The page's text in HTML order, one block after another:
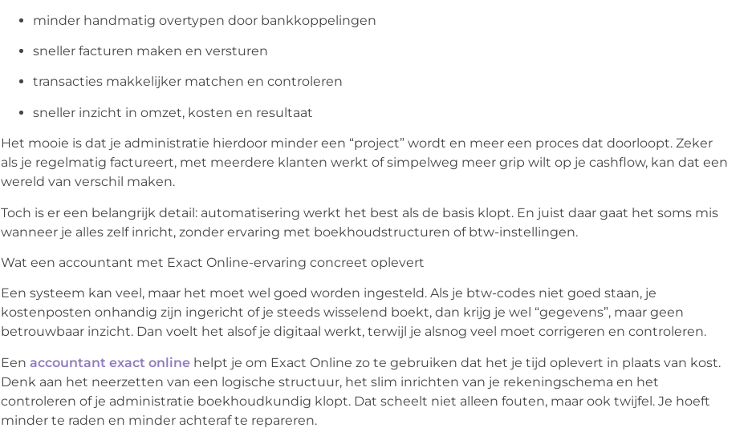
minder handmatig overtypen door bankkoppelingen
sneller facturen maken en versturen
transacties makkelijker matchen en controleren
sneller inzicht in omzet, kosten en resultaat
Het mooie is dat je administratie hierdoor minder een “project” wordt en meer een proces dat doorloopt. Zeker
als je regelmatig factureert, met meerdere klanten werkt of simpelweg meer grip wilt op je cashflow, kan dat een
wereld van verschil maken.
Toch is er een belangrijk detail: automatisering werkt het best als de basis klopt. En juist daar gaat het soms mis
wanneer je alles zelf inricht, zonder ervaring met boekhoudstructuren of btw-instellingen.
Wat een accountant met Exact Online-ervaring concreet oplevert
Een systeem kan veel, maar het moet wel goed worden ingesteld. Als je btw-codes niet goed staan, je
kostenposten onhandig zijn ingericht of je steeds wisselend boekt, dan krijg je wel “gegevens”, maar geen
betrouwbaar inzicht. Dan voelt het alsof je digitaal werkt, terwijl je alsnog veel moet corrigeren en controleren.
Een accountant exact online helpt je om Exact Online zo te gebruiken dat het je tijd oplevert in plaats van kost.
Denk aan het neerzetten van een logische structuur, het slim inrichten van je rekeningschema en het
controleren of je administratie boekhoudkundig klopt. Dat scheelt niet alleen fouten, maar ook twijfel. Je hoeft
minder te raden en minder achteraf te repareren.